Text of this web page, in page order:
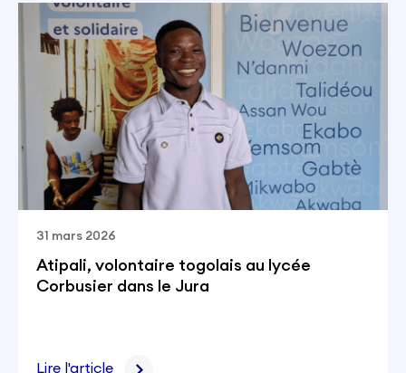
31 mars 2026
Atipali, volontaire togolais au lycée
Corbusier dans le Jura
Lire l'article